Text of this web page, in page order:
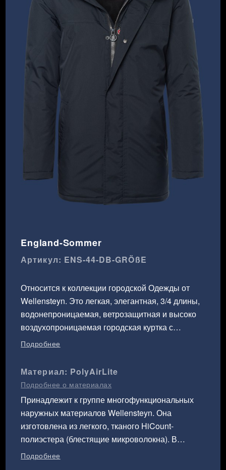
England-Sommer
Артикул: ENS-44-DB-GRÖßE
Относится к коллекции городской Одежды от
Wellensteyn. Это легкая, элегантная, 3/4 длины,
водонепроницаемая, ветрозащитная и высоко
воздухопроницаемая городская куртка с
четырьмя накладными карманами, одним
кармана, карманом для сотового телефона. Эта
куртка предоставляет много возможностей для
хранения разных вещей, принадлежностей и
документов (DIN A4), отдельно, без
повреждений. Она отделана приятной для кожи,
летней, легкой подкладкой. Высоко вставленная
молния позволяет удобно сидеть.
Рекомендуется машинная стирка при
Подробнее
Материал: PolyAirLite
Подробнее о материалах
Принадлежит к группе многофункциональных
наружных материалов Wellensteyn. Она
изготовлена ​​из легкого, тканого HiCount-
полиэстера (блестящие микроволокна). В
отличие от обычного, матовое микроволокно
Подробнее